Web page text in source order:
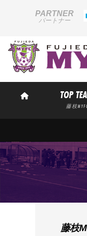
PARTNER
パートナー
TOP
藤枝
藤枝